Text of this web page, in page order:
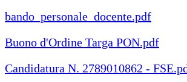
bando_personale_docente.pdf
Buono d'Ordine Targa PON.pdf
Candidatura N. 2789010862 -